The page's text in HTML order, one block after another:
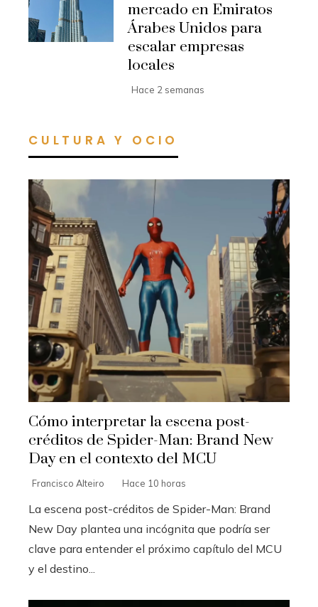
mercado en Emiratos
Árabes Unidos para
escalar empresas
locales
Hace 2 semanas
CULTURA Y OCIO
Cómo interpretar la escena post-
créditos de Spider-Man: Brand New
Day en el contexto del MCU
Francisco Alteiro Hace 10 horas
La escena post-créditos de Spider-Man: Brand
New Day plantea una incógnita que podría ser
clave para entender el próximo capítulo del MCU
y el destino...